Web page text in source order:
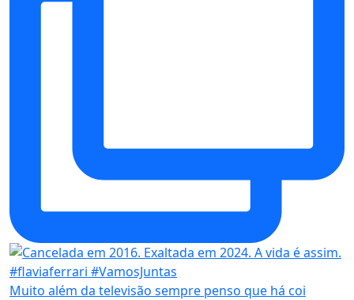
Muito além da televisão sempre penso que há coi